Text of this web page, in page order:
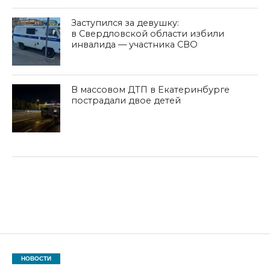
Заступился за девушку:
в Свердловской области избили
инвалида — участника СВО
В массовом ДТП в Екатеринбурге
пострадали двое детей
НОВОСТИ